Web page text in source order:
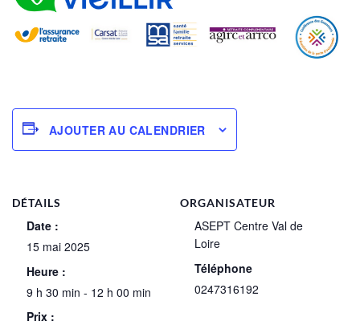
AJOUTER AU CALENDRIER
DÉTAILS
Date :
15 mai 2025
Heure :
9 h 30 min - 12 h 00 min
Prix :
ORGANISATEUR
ASEPT Centre Val de
Loire
Téléphone
0247316192